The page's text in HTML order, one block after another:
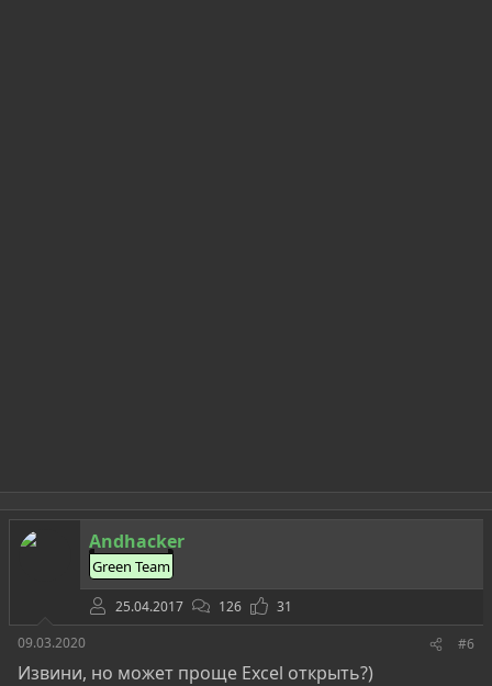
Andhacker
Green Team
25.04.2017 126
31
09.03.2020
#6
Извини, но может проще Excel открыть?)